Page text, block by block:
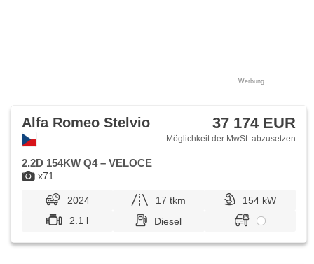
Werbung
x71
Alfa Romeo Stelvio 37 174 EUR
Möglichkeit der MwSt. abzusetzen
2.2D 154KW Q4 – VELOCE
2024 17 tkm
154 kW
2.1 l
Diesel